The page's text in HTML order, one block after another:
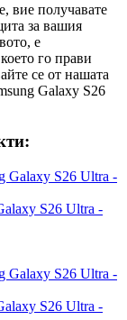
вие получавате
за вашия
е
го прави
се от нашата
Galaxy S26
S26 Ultra -
S26 Ultra -